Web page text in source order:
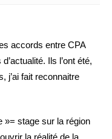
accords entre CPA
Ils l’ont été,
j’ai fait reconnaitre
»= stage sur la région
la réalité de la